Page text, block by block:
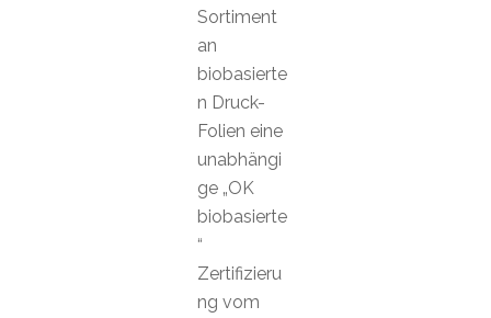
Sortiment
an
biobasierte
n Druck-
Folien eine
unabhängi
ge „OK
biobasierte
“
Zertifizieru
ng vom